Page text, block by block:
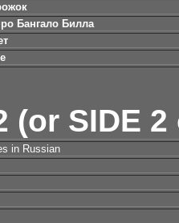
Бангало Билла
(or SIDE
in Russian